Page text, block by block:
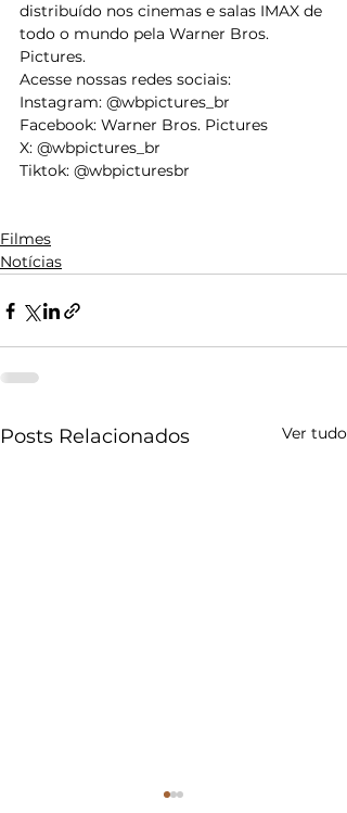
distribuído nos cinemas e salas IMAX de
todo o mundo pela Warner Bros.
Pictures.
Acesse nossas redes sociais:
Instagram: @wbpictures_br
Facebook: Warner Bros. Pictures
X: @wbpictures_br
Tiktok: @wbpicturesbr
Filmes
Notícias
Posts Relacionados Ver tudo